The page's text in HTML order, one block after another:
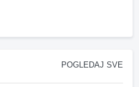
POGLEDAJ SVE